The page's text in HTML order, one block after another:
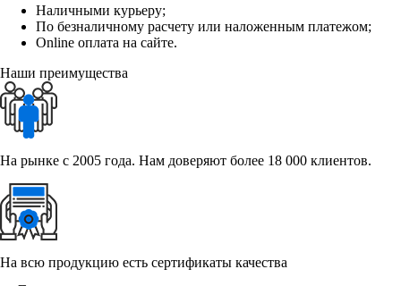
Наличными курьеру;
По безналичному расчету или наложенным платежом;
Online оплата на сайте.
Наши преимущества
На рынке с 2005 года. Нам доверяют более 18 000 клиентов.
На всю продукцию есть сертификаты качества